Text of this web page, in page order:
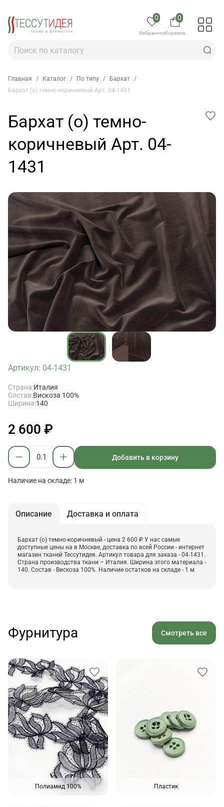
0
Избранное
0
Корзина
Главная / Каталог / По типу / Бархат /
Бархат (о) темно-коричневый Арт. 04-1431
Бархат (о) темно-
коричневый Арт. 04-
1431
Артикул: 04-1431
Страна:Италия
Состав:Вискоза 100%
Ширина:140
2 600 ₽
Добавить в корзину
Наличие на складе: 1 м
Описание Доставка и оплата
Бархат (о) темно-коричневый - цена 2 600 ₽ У нас самые
доступные цены на в Москве, доставка по всей России - интернет
магазин тканей Тессутидея. Артикул товара для заказа - 04-1431.
Страна производства ткани – Италия. Ширина этого материала -
140. Состав - Вискоза 100%. Наличие остатков на складе - 1 м
Фурнитура Смотреть все
Полиамид 100% Пластик